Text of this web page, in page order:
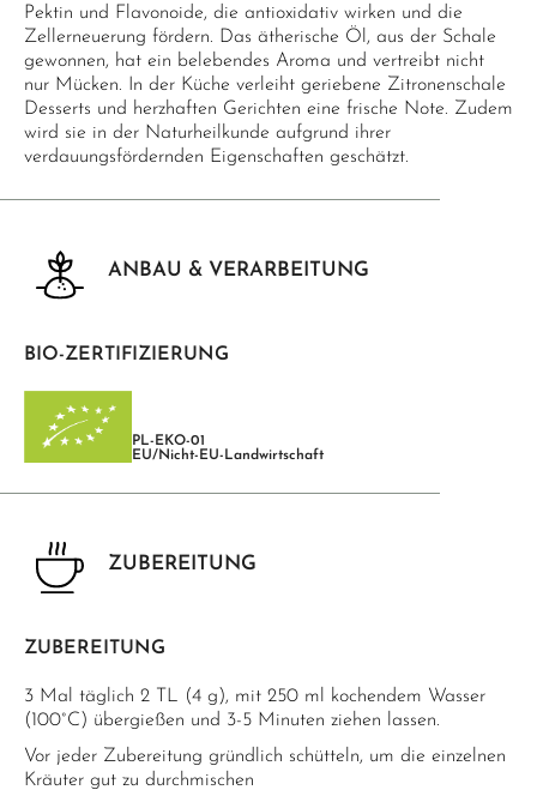
Pektin und Flavonoide, die antioxidativ wirken und die
Zellerneuerung fördern. Das ätherische Öl, aus der Schale
gewonnen, hat ein belebendes Aroma und vertreibt nicht
nur Mücken. In der Küche verleiht geriebene Zitronenschale
Desserts und herzhaften Gerichten eine frische Note. Zudem
wird sie in der Naturheilkunde aufgrund ihrer
verdauungsfördernden Eigenschaften geschätzt.
ANBAU & VERARBEITUNG
BIO-ZERTIFIZIERUNG
PL-EKO-01
EU/Nicht-EU-Landwirtschaft
ZUBEREITUNG
ZUBEREITUNG
3 Mal täglich 2 TL (4 g), mit 250 ml kochendem Wasser
(100°C) übergießen und 3-5 Minuten ziehen lassen.
Vor jeder Zubereitung gründlich schütteln, um die einzelnen
Kräuter gut zu durchmischen